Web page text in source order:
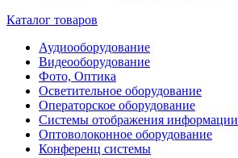
Каталог товаров
Аудиооборудование
Видеооборудование
Фото, Оптика
Осветительное оборудование
Операторское оборудование
Системы отображения информации
Оптоволоконное оборудование
Конференц системы